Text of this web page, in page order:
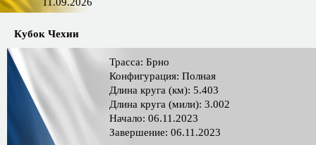
Кубок Чехии
Трасса: Брно
Конфигурация: Полная
Длина круга (км): 5.403
Длина круга (мили): 3.002
Начало: 06.11.2023
Завершение: 06.11.2023